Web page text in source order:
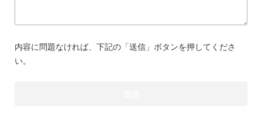
内容に問題なければ、下記の「送信」ボタンを押してくださ
い。